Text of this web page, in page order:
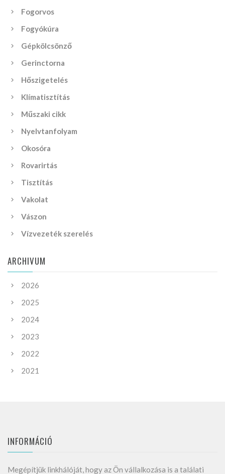
Fogorvos
Fogyókúra
Gépkölcsönző
Gerinctorna
Hőszigetelés
Klímatisztítás
Műszaki cikk
Nyelvtanfolyam
Okosóra
Rovarirtás
Tisztítás
Vakolat
Vászon
Vízvezeték szerelés
ARCHIVUM
2026
2025
2024
2023
2022
2021
INFORMÁCIÓ
Megépítjük linkhálóját, hogy az Ön vállalkozása is a találati